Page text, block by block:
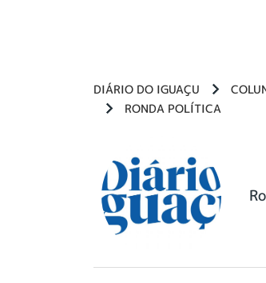
DIÁRIO DO IGUAÇU
RONDA POLÍTICA